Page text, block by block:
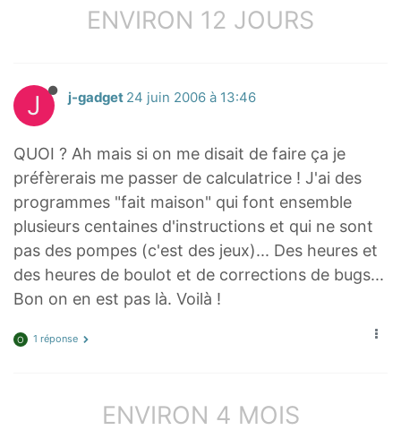
ENVIRON 12 JOURS
J j-gadget 24 juin 2006 à 13:46
QUOI ? Ah mais si on me disait de faire ça je
préfèrerais me passer de calculatrice ! J'ai des
programmes "fait maison" qui font ensemble
plusieurs centaines d'instructions et qui ne sont
pas des pompes (c'est des jeux)... Des heures et
des heures de boulot et de corrections de bugs...
Bon on en est pas là. Voilà !
O 1 réponse
ENVIRON 4 MOIS